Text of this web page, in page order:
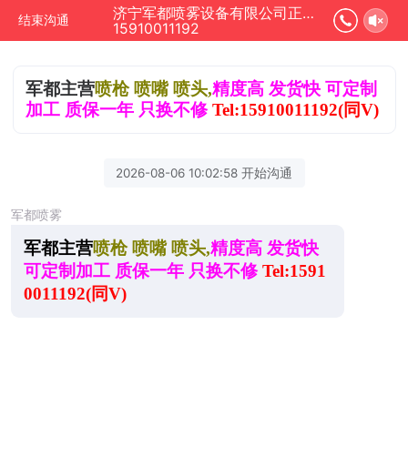
结束沟通
济宁军都喷雾设备有限公司正在为您服务
15910011192
军都主营喷枪 喷嘴 喷头,精度高 发货快 可定制
加工 质保一年 只换不修 Tel:15910011192(同V)
2026-08-06 10:02:58 开始沟通
军都喷雾
军都主营喷枪 喷嘴 喷头,精度高 发货快
可定制加工 质保一年 只换不修 Tel:1591
0011192(同V)